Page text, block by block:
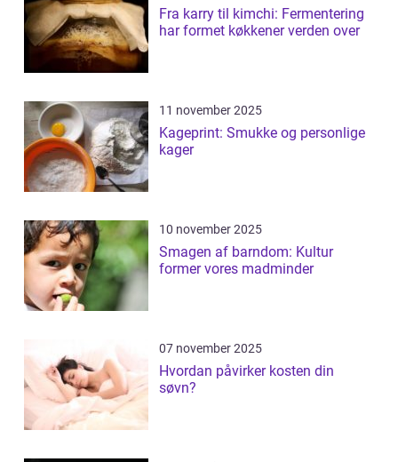
Fra karry til kimchi: Fermentering
har formet køkkener verden over
11 november 2025
Kageprint: Smukke og personlige
kager
10 november 2025
Smagen af barndom: Kultur
former vores madminder
07 november 2025
Hvordan påvirker kosten din
søvn?